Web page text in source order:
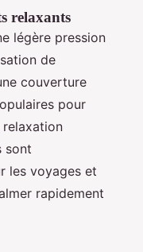
relaxants
légère pression
de
couverture
pour
sont
les voyages et
rapidement